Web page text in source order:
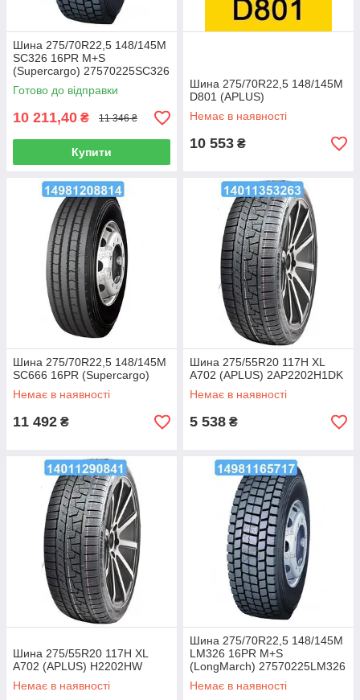
Шина 275/70R22,5 148/145M
SC326 16PR M+S
(Supercargo) 27570225SC326
Готово до відправки
10 211,40 ₴ 11 346 ₴
Купити
Шина 275/70R22,5 148/145M
D801 (APLUS)
Немає в наявності
10 553 ₴
Шина 275/70R22,5 148/145M
SC666 16PR (Supercargo)
Немає в наявності
11 492 ₴
Шина 275/55R20 117H XL
A702 (APLUS) 2AP2202H1DK
Немає в наявності
5 538 ₴
Шина 275/55R20 117H XL
A702 (APLUS) H2202HW
Немає в наявності
Шина 275/70R22,5 148/145M
LM326 16PR M+S
(LongMarch) 27570225LM326
Немає в наявності